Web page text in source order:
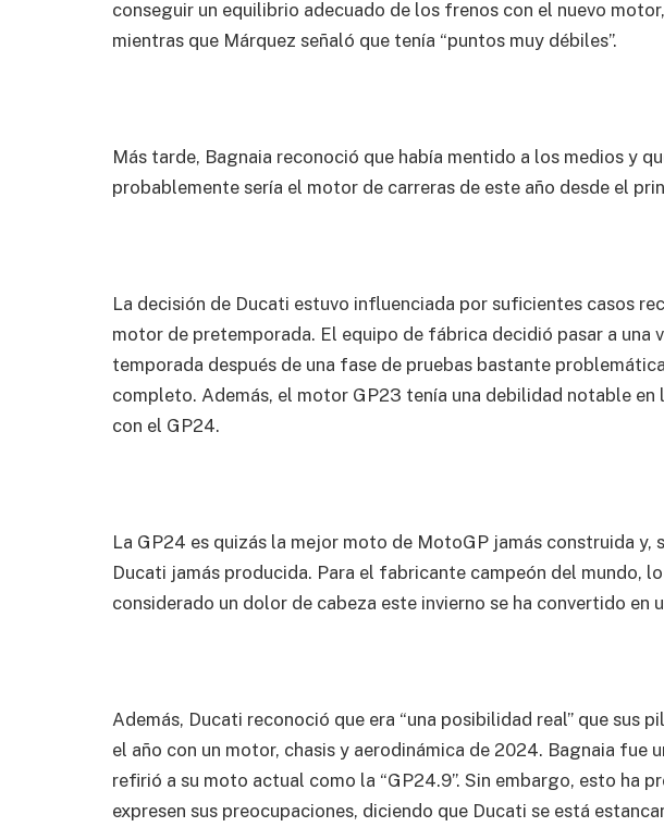
conseguir un equilibrio adecuado de los frenos con el nuevo
mientras que Márquez señaló que tenía “puntos muy débiles”.
Más tarde, Bagnaia reconoció que había mentido a los medios y
probablemente sería el motor de carreras de este año desde el
La decisión de Ducati estuvo influenciada por suficientes casos
motor de pretemporada. El equipo de fábrica decidió pasar a una
temporada después de una fase de pruebas bastante
completo. Además, el motor GP23 tenía una debilidad notable en
con el GP24.
La GP24 es quizás la mejor moto de MotoGP jamás construida y,
Ducati jamás producida. Para el fabricante campeón del mundo,
considerado un dolor de cabeza este invierno se ha convertido en
Además, Ducati reconoció que era “una posibilidad real” que sus
el año con un motor, chasis y aerodinámica de 2024. Bagnaia fue
refirió a su moto actual como la “GP24.9”. Sin embargo, esto ha
expresen sus preocupaciones, diciendo que Ducati se está